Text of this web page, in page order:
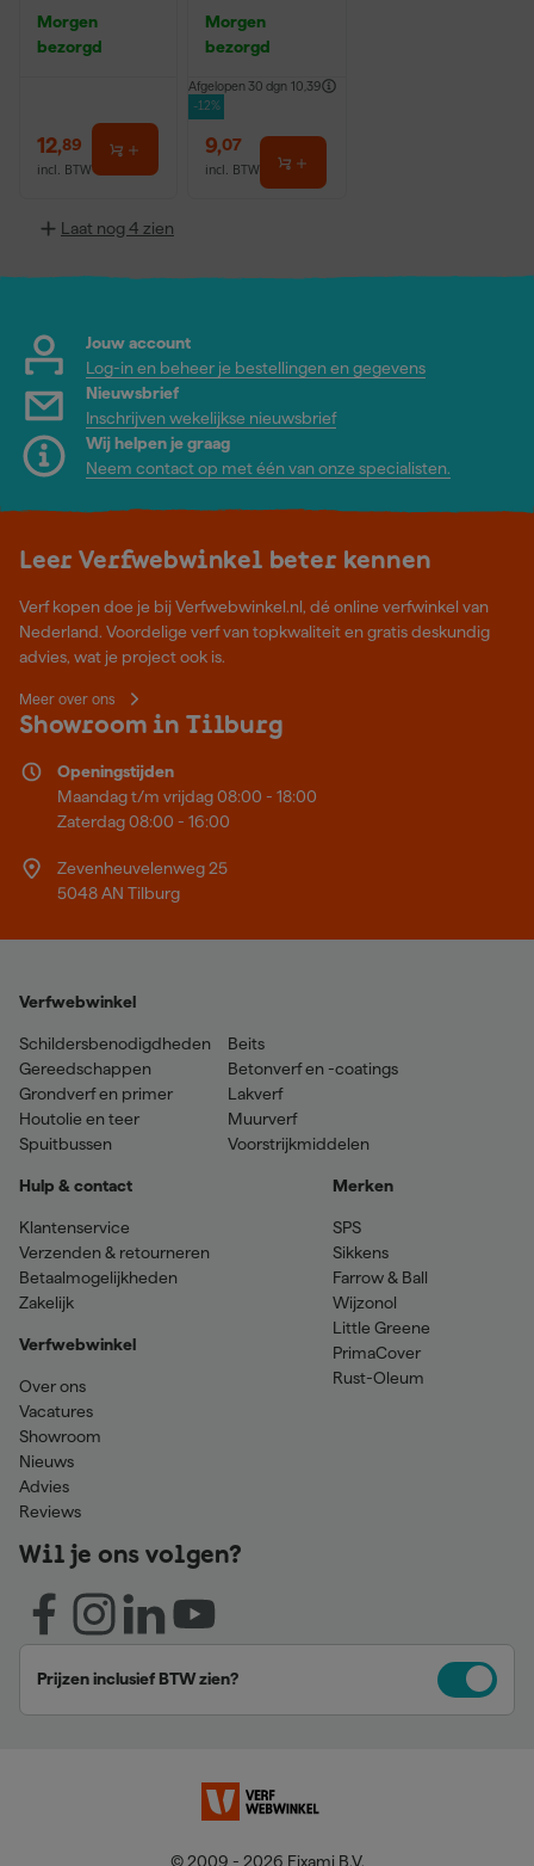
16
Morgen
bezorgd
12,89
incl. BTW
2,7 x 20m
Morgen
bezorgd
Afgelopen 30 dgn 10,39
-12%
9,07
incl. BTW
Laat nog 4 zien
Jouw account
Log-in en beheer je bestellingen en gegevens
Nieuwsbrief
Inschrijven wekelijkse nieuwsbrief
Wij helpen je graag
Neem contact op met één van onze specialisten.
Leer Verfwebwinkel beter kennen
Verf kopen doe je bij Verfwebwinkel.nl, dé online verfwinkel van
Nederland. Voordelige verf van topkwaliteit en gratis deskundig
advies, wat je project ook is.
Meer over ons
Showroom in Tilburg
Openingstijden
Maandag t/m vrijdag 08:00 - 18:00
Zaterdag 08:00 - 16:00
Zevenheuvelenweg 25
5048 AN Tilburg
Verfwebwinkel
Schildersbenodigdheden
Gereedschappen
Grondverf en primer
Houtolie en teer
Spuitbussen
Beits
Betonverf en -coatings
Lakverf
Muurverf
Voorstrijkmiddelen
Hulp & contact
Klantenservice
Verzenden & retourneren
Betaalmogelijkheden
Zakelijk
Verfwebwinkel
Over ons
Vacatures
Showroom
Nieuws
Advies
Reviews
Merken
SPS
Sikkens
Farrow & Ball
Wijzonol
Little Greene
PrimaCover
Rust-Oleum
Wil je ons volgen?
Prijzen inclusief BTW zien?
© 2009 - 2026 Fixami B.V.